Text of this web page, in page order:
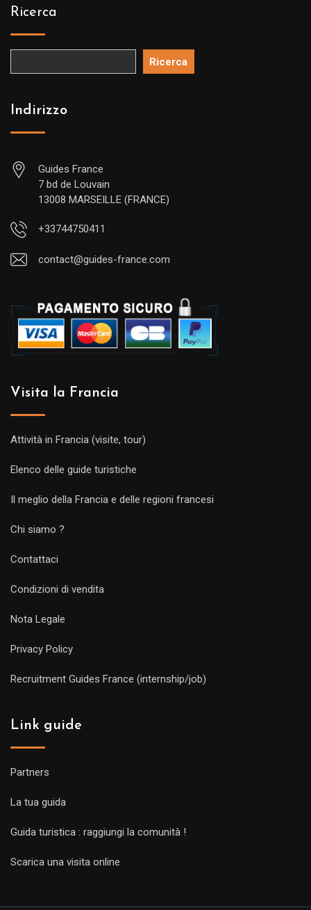
Ricerca
Ricerca
Indirizzo
Guides France
7 bd de Louvain
13008 MARSEILLE (FRANCE)
+33744750411
contact@guides-france.com
Visita la Francia
Attività in Francia (visite, tour)
Elenco delle guide turistiche
Il meglio della Francia e delle regioni francesi
Chi siamo ?
Contattaci
Condizioni di vendita
Nota Legale
Privacy Policy
Recruitment Guides France (internship/job)
Link guide
Partners
La tua guida
Guida turistica : raggiungi la comunità !
Scarica una visita online